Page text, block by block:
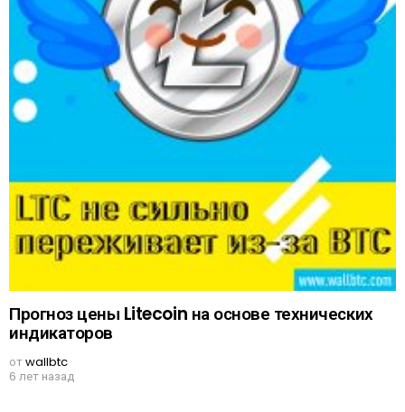
Прогноз цены Litecoin на основе технических
индикаторов
отwallbtc
6 лет назад